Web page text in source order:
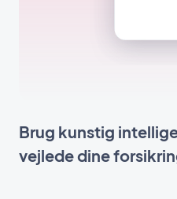
Brug kunstig
vejlede dine